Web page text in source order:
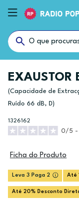
EXAUSTOR
(Capacidade de
Ruído 66 dB, D)
1326162
0/5 -
Ficha do Produto
Leva 3 Paga 2 Até
Até 20% Desconto